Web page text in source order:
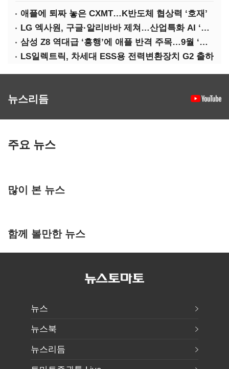
애플에 퇴짜 놓은 CXMT…K반도체 협상력 ‘호재’
LG 엑사원, 구글·알리바바 제쳐…산업특화 AI ‘속도’
삼성 Z8 역대급 ‘흥행’에 애플 반격 주목…9월 ‘폴더블 대전’
LS일렉트릭, 차세대 ESS용 전력변환장치 G2 출하
뉴스리듬
주요 뉴스
많이 본 뉴스
함께 볼만한 뉴스
뉴스
뉴스북
뉴스리듬